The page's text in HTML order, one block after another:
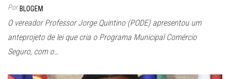
Por BLOGEM
O vereador Professor Jorge Quintino (PODE) apresentou um
anteprojeto de lei que cria o Programa Municipal Comércio
Seguro, com o…